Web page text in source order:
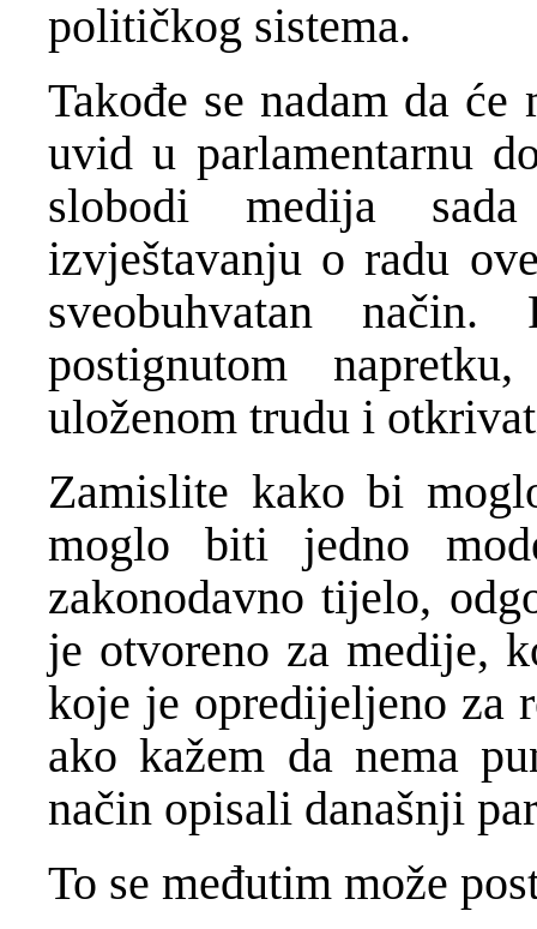
političkog sistema.
Takođe se nadam da
uvid u parlamentarnu
slobodi medija
izvještavanju o radu
sveobuhvatan
postignutom
uloženom trudu i
Zamislite kako bi
moglo biti jedno
zakonodavno tijelo,
je otvoreno za medije,
koje je opredijeljeno za
ako kažem da nema
način opisali današnji
To se međutim može